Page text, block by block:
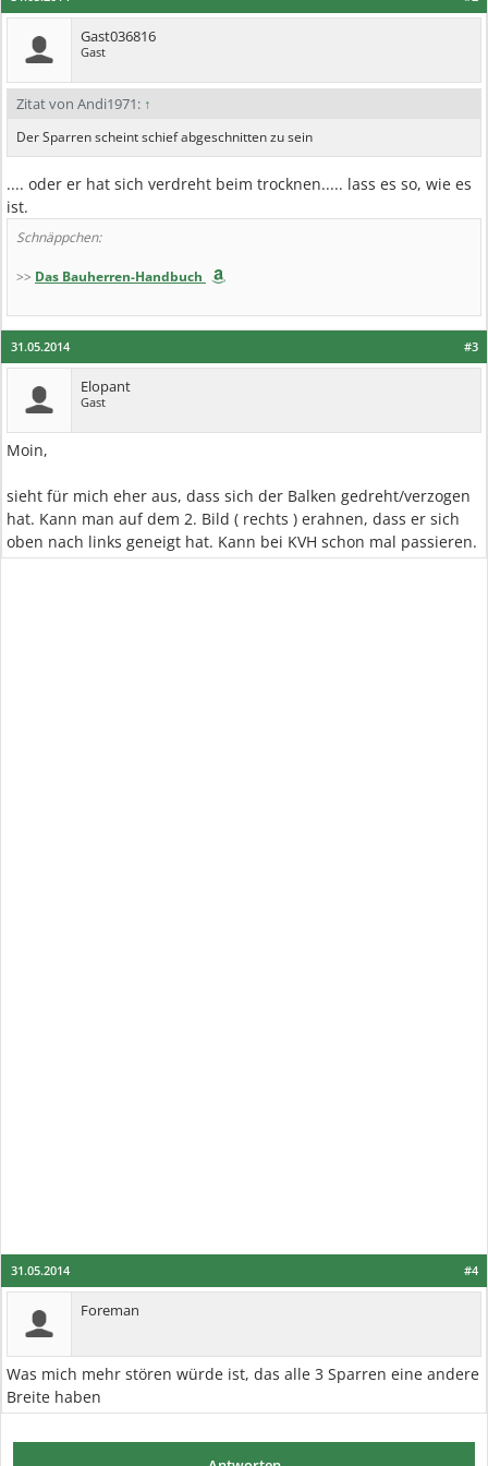
Gast036816
Gast
Zitat von Andi1971: ↑
Der Sparren scheint schief abgeschnitten zu sein
.... oder er hat sich verdreht beim trocknen..... lass es so, wie es
ist.
Schnäppchen:
>> Das Bauherren-Handbuch
#3
31.05.2014
Elopant
Gast
Moin,
sieht für mich eher aus, dass sich der Balken gedreht/verzogen
hat. Kann man auf dem 2. Bild ( rechts ) erahnen, dass er sich
oben nach links geneigt hat. Kann bei KVH schon mal passieren.
#4
31.05.2014
Foreman
Was mich mehr stören würde ist, das alle 3 Sparren eine andere
Breite haben